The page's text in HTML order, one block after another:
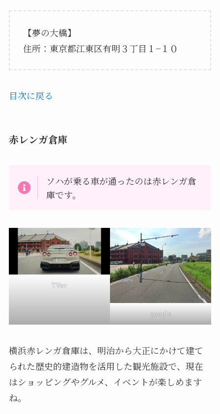
【夢の大橋】
住所：東京都江東区有明３丁目１−１０
目次に戻る
赤レンガ倉庫
ソハが乗る車が通ったのは赤レンガ倉
庫です。
TVer
google
横浜赤レンガ倉庫は、明治から大正にかけて建て
られた歴史的建造物を活用した観光施設で、現在
はショッピングやグルメ、イベントが楽しめます
ね。